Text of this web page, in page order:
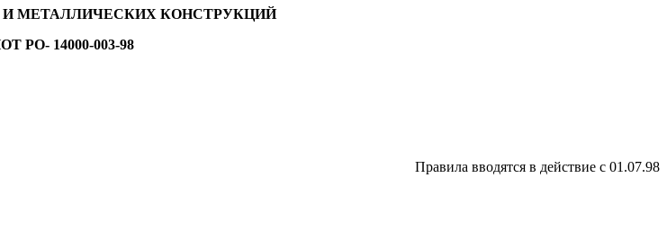
МЕТАЛЛИЧЕСКИХ КОНСТРУКЦИЙ
РО- 14000-003-98
Правила вводятся в действие с 01.07.98